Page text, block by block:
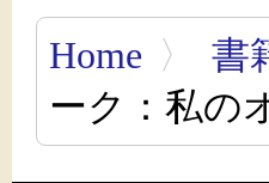
Home 〉 書
ーク：私の